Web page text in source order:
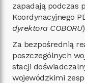
zapadają podczas
Koordynacyjnego
dyrektora COBORU)
Za bezpośrednią
poszczególnych
stacji
wojewódzkimi